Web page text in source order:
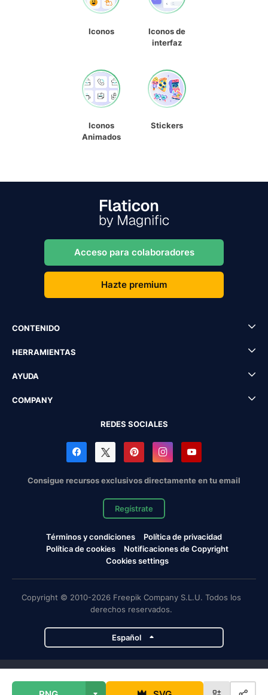
Iconos
Iconos de
interfaz
Iconos
Animados
Stickers
Acceso para colaboradores
Hazte premium
CONTENIDO
HERRAMIENTAS
AYUDA
COMPANY
REDES SOCIALES
Consigue recursos exclusivos directamente en tu email
Regístrate
Términos y condiciones
Política de privacidad
Política de cookies
Notificaciones de Copyright
Cookies settings
Copyright © 2010-2026 Freepik Company S.L.U. Todos los
derechos reservados.
Español